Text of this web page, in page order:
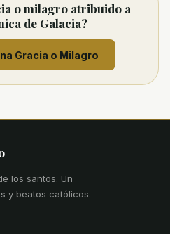
o milagro atribuido a
de Galacia?
Gracia o Milagro
los santos. Un
y beatos católicos.